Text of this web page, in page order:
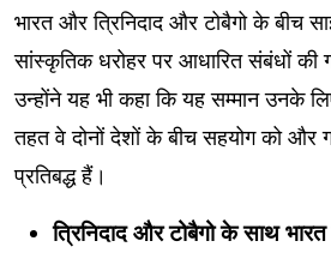
भारत और त्रिनिदाद और टोबैगो के बीच
सांस्कृतिक धरोहर पर आधारित संबंधों की
उन्होंने यह भी कहा कि यह सम्मान उनके
तहत वे दोनों देशों के बीच सहयोग को और
प्रतिबद्ध हैं।
त्रिनिदाद और टोबैगो के साथ